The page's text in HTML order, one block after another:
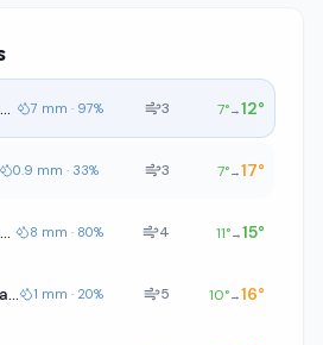
Duggregn 7 mm · 97% 3 7°→12°
0.9 mm · 33% 3 7°→17°
Duggregn 8 mm · 80% 4 11°→15°
Halvklart 1 mm · 20% 5 10°→16°